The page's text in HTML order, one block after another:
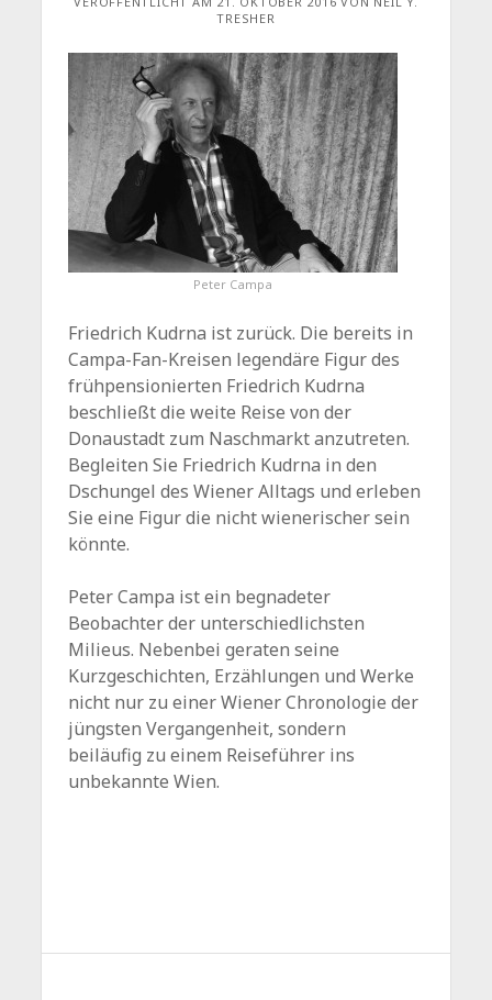
TRESHER
Peter Campa
Friedrich Kudrna ist zurück. Die bereits in
Campa-Fan-Kreisen legendäre Figur des
frühpensionierten Friedrich Kudrna
beschließt die weite Reise von der
Donaustadt zum Naschmarkt anzutreten.
Begleiten Sie Friedrich Kudrna in den
Dschungel des Wiener Alltags und erleben
Sie eine Figur die nicht wienerischer sein
könnte.
Peter Campa ist ein begnadeter
Beobachter der unterschiedlichsten
Milieus. Nebenbei geraten seine
Kurzgeschichten, Erzählungen und Werke
nicht nur zu einer Wiener Chronologie der
jüngsten Vergangenheit, sondern
beiläufig zu einem Reiseführer ins
unbekannte Wien.